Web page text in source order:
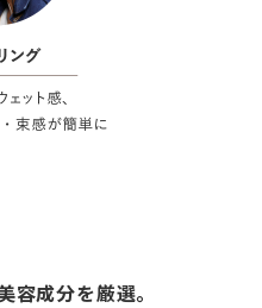
成分を厳選。